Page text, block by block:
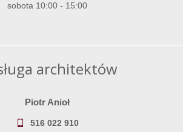
sobota 10:00 - 15:00
architektów
Piotr Anioł
516 022 910